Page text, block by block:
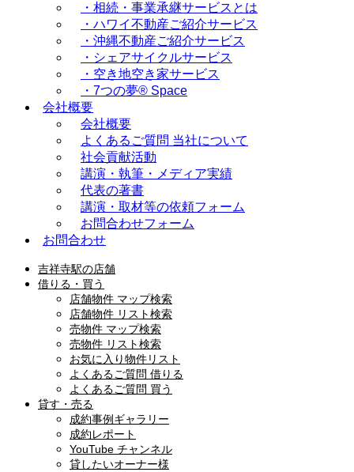
・相続・事業承継サービスとは
・ハワイ不動産ご紹介サービス
・沖縄不動産ご紹介サービス
・シェアサイクルサービス
・空き地空き家サービス
・7つの夢® Space
会社概要
会社概要
よくあるご質問 当社について
社会貢献活動
講演・執筆・メディア実績
代表の著書
講演・取材等の依頼フォーム
お問合わせフォーム
お問合わせ
吉祥寺駅の店舗
借りる・買う
店舗物件 マップ検索
店舗物件 リスト検索
売物件 マップ検索
売物件 リスト検索
お気に入り物件リスト
よくあるご質問 借りる
よくあるご質問 買う
貸す・売る
成約事例ギャラリー
成約レポート
YouTube チャンネル
貸したいオーナー様